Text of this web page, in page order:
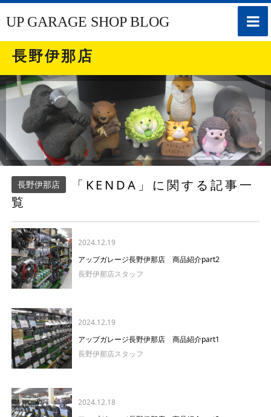
toggle
UP GARAGE SHOP BLOG
長野伊那店
長野伊那店
「KENDA」に関する記事一
覧
2024.12.19
アップガレージ長野伊那店 商品紹介part2
長野伊那店スタッフ
2024.12.19
アップガレージ長野伊那店 商品紹介part1
長野伊那店スタッフ
2024.12.18